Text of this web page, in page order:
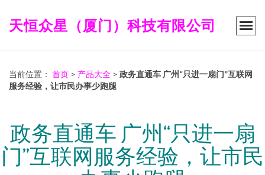
天恒众星（厦门）科技有限公司
当前位置： 首页 > 产品大全 > 政务直通车 广州“只进一扇门”互联网
服务经验，让市民办事少跑腿
政务直通车 广州“只进一扇
门”互联网服务经验，让市民